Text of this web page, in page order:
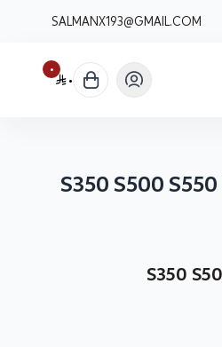
SALMANX193@GMAIL.COM
٠ ٠